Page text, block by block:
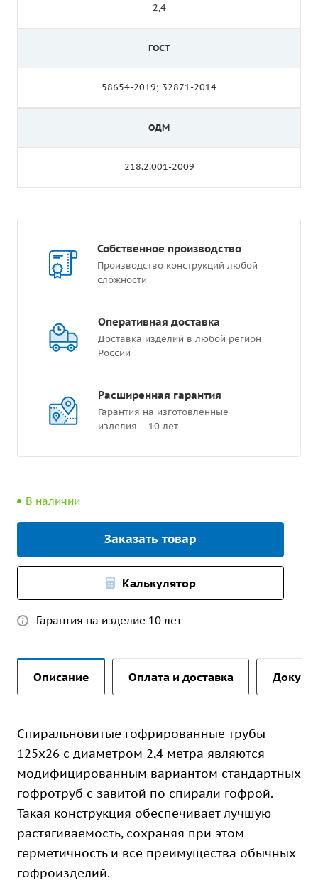
2,4
ГОСТ
58654-2019; 32871-2014
ОДМ
218.2.001-2009
Собственное производство
Производство конструкций любой
сложности
Оперативная доставка
Доставка изделий в любой регион
России
Расширенная гарантия
Гарантия на изготовленные
изделия – 10 лет
В наличии
Заказать товар
Калькулятор
Гарантия на изделие 10 лет
Описание Оплата и доставка
Спиральновитые гофрированные трубы
125х26 с диаметром 2,4 метра являются
модифицированным вариантом стандартных
гофротруб с завитой по спирали гофрой.
Такая конструкция обеспечивает лучшую
растягиваемость, сохраняя при этом
герметичность и все преимущества обычных
гофроизделий.